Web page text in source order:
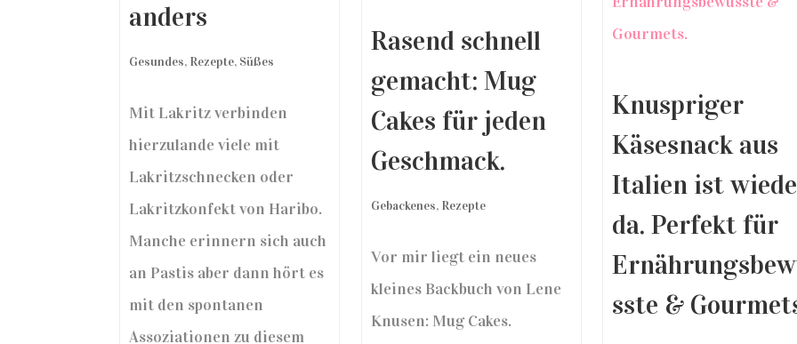
anders
Gesundes, Rezepte, Süßes
Mit Lakritz verbinden
hierzulande viele mit
Lakritzschnecken oder
Lakritzkonfekt von Haribo.
Manche erinnern sich auch
an Pastis aber dann hört es
mit den spontanen
Assoziationen zu diesem
Rasend schnell
gemacht: Mug
Cakes für jeden
Geschmack.
Gebackenes, Rezepte
Vor mir liegt ein neues
kleines Backbuch von Lene
Knusen: Mug Cakes.
Knuspriger
Käsesnack aus
Italien ist
da. Perfekt für
sste &